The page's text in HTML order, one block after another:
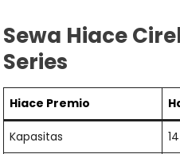
Sewa Hiace
Series
Hiace Premio
Kapasitas